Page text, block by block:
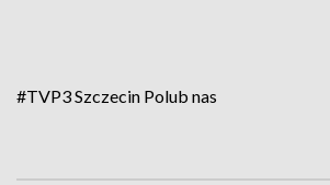
#TVP3 Szczecin Polub nas